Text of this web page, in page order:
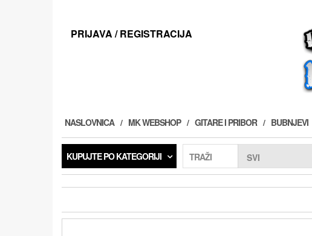
PRIJAVA / REGISTRACIJA
NASLOVNICA MK WEBSHOP GITARE I PRIBOR BUBNJEVI
KUPUJTE PO KATEGORIJI TRAŽI